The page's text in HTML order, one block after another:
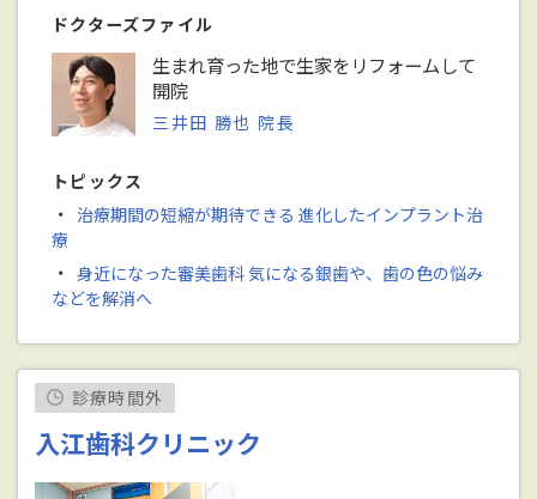
ドクターズファイル
生まれ育った地で生家をリフォームして
開院
三井田 勝也 院長
トピックス
・ 治療期間の短縮が期待できる 進化したインプラント治
療
・ 身近になった審美歯科 気になる銀歯や、歯の色の悩み
などを解消へ
診療時間外
入江歯科クリニック